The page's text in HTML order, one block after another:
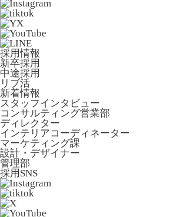
採用情報
新卒採用
中途採用
リブ活
新着情報
スタッフインタビュー
コンサルティング営業部
ディレクター
インテリアコーディネーター
マーケティング課
設計・デザイナー
管理部
採用SNS